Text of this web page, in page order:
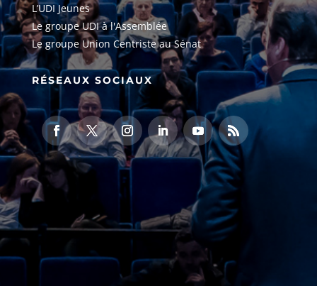
L’UDI Jeunes
Le groupe UDI à l'Assemblée
Le groupe Union Centriste au Sénat
RÉSEAUX SOCIAUX